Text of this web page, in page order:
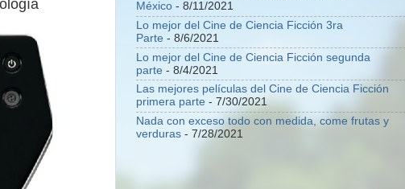
México - 8/11/2021
Lo mejor del Cine de Ciencia Ficción 3ra
Parte - 8/6/2021
Lo mejor del Cine de Ciencia Ficción segunda
parte - 8/4/2021
Las mejores películas del Cine de Ciencia Ficción
primera parte - 7/30/2021
Nada con exceso todo con medida, come frutas y
verduras - 7/28/2021